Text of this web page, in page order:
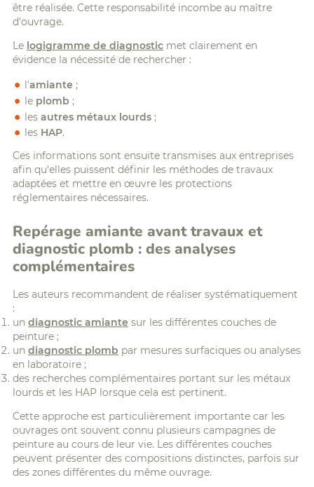
être réalisée. Cette responsabilité incombe au maître
d'ouvrage.
Le logigramme de diagnostic met clairement en
évidence la nécessité de rechercher :
l'amiante ;
le plomb ;
lesautres métaux lourds ;
les HAP.
Ces informations sont ensuite transmises aux entreprises
afin qu'elles puissent définir les méthodes de travaux
adaptées et mettre en œuvre les protections
réglementaires nécessaires.
Repérage amiante avant travaux et
diagnostic plomb : des analyses
complémentaires
Les auteurs recommandent de réaliser systématiquement
:
un diagnostic amiante sur les différentes couches de
peinture ;
un diagnostic plomb par mesures surfaciques ou analyses
en laboratoire ;
des recherches complémentaires portant sur les métaux
lourds et les HAP lorsque cela est pertinent.
Cette approche est particulièrement importante car les
ouvrages ont souvent connu plusieurs campagnes de
peinture au cours de leur vie. Les différentes couches
peuvent présenter des compositions distinctes, parfois sur
des zones différentes du même ouvrage.